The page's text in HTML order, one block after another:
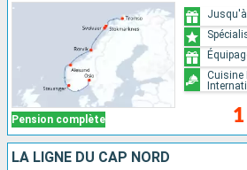
Pension complète
Cuisine
LA LIGNE DU CAP NORD